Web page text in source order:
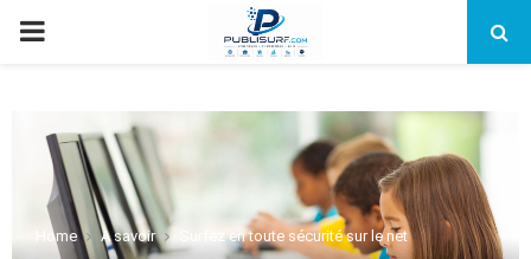
PRIMARY
Home A savoir Surfez en toute sécurité sur le net